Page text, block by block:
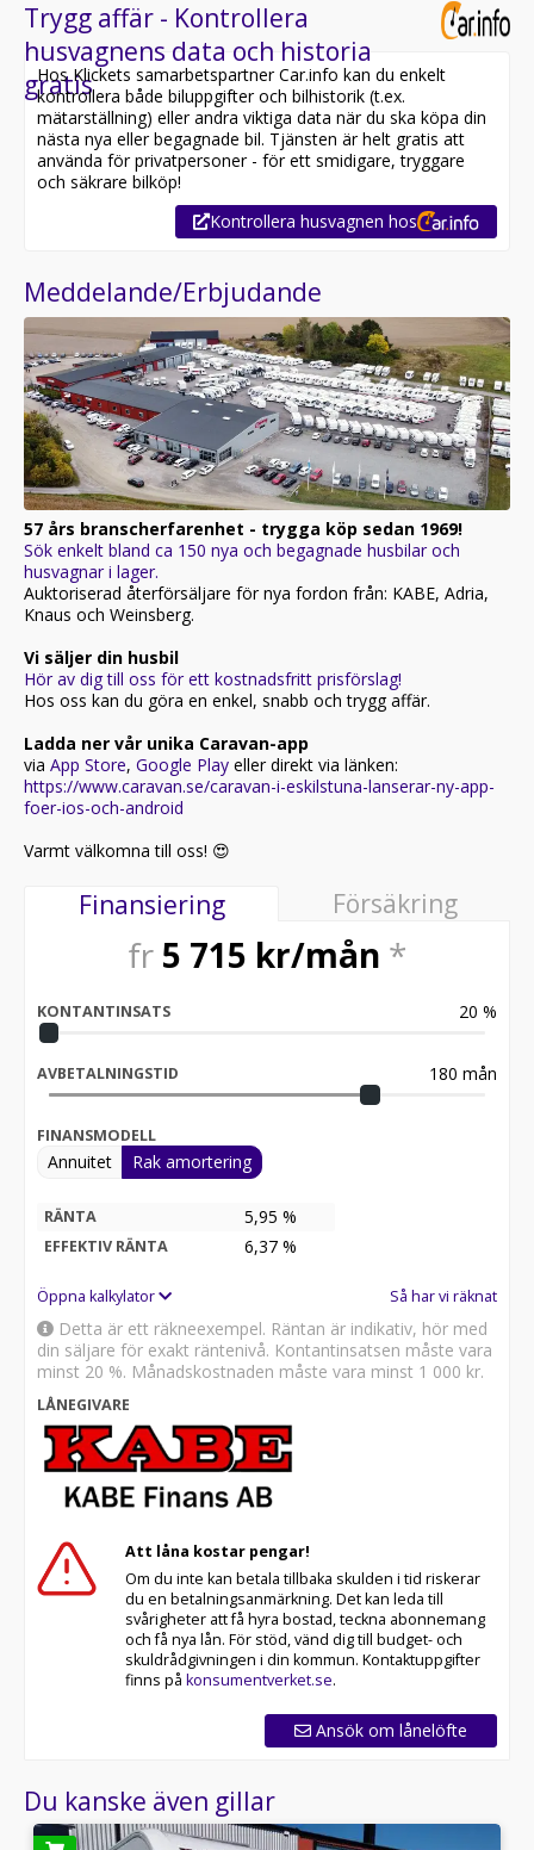
Trygg affär - Kontrollera
husvagnens data och historia
gratis
Hos Klickets samarbetspartner Car.info kan du enkelt
kontrollera både biluppgifter och bilhistorik (t.ex.
mätarställning) eller andra viktiga data när du ska köpa din
nästa nya eller begagnade bil. Tjänsten är helt gratis att
använda för privatpersoner - för ett smidigare, tryggare
och säkrare bilköp!
Kontrollera husvagnen hos
Meddelande/Erbjudande
57 års branscherfarenhet - trygga köp sedan 1969!
Sök enkelt bland ca 150 nya och begagnade husbilar och
husvagnar i lager.
Auktoriserad återförsäljare för nya fordon från: KABE, Adria,
Knaus och Weinsberg.
Vi säljer din husbil
Hör av dig till oss för ett kostnadsfritt prisförslag!
Hos oss kan du göra en enkel, snabb och trygg affär.
Ladda ner vår unika Caravan-app
via App Store, Google Play eller direkt via länken:
https://www.caravan.se/caravan-i-eskilstuna-lanserar-ny-app-
foer-ios-och-android
Varmt välkomna till oss! 😍
Finansiering Försäkring
fr 5 715 kr/mån *
KONTANTINSATS 20 %
AVBETALNINGSTID 180 mån
FINANSMODELL
Annuitet Rak amortering
RÄNTA 5,95 %
EFFEKTIV RÄNTA 6,37 %
Öppna kalkylator Så har vi räknat
Detta är ett räkneexempel. Räntan är indikativ, hör med
din säljare för exakt räntenivå. Kontantinsatsen måste vara
minst 20 %. Månadskostnaden måste vara minst 1 000 kr.
LÅNEGIVARE
Att låna kostar pengar!
Om du inte kan betala tillbaka skulden i tid riskerar
du en betalningsanmärkning. Det kan leda till
svårigheter att få hyra bostad, teckna abonnemang
och få nya lån. För stöd, vänd dig till budget- och
skuldrådgivningen i din kommun. Kontaktuppgifter
finns på konsumentverket.se.
Ansök om lånelöfte
Du kanske även gillar